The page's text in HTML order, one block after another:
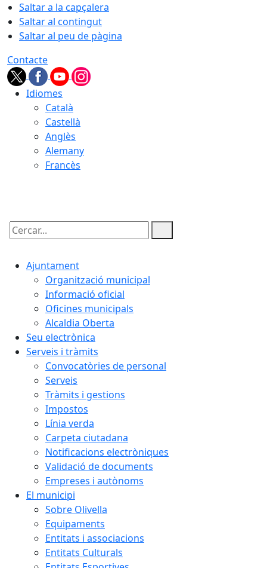
Saltar a la capçalera
Saltar al contingut
Saltar al peu de pàgina
Contacte
Idiomes
Català
Castellà
Anglès
Alemany
Francès
Cercar:
Ajuntament
Organització municipal
Informació oficial
Oficines municipals
Alcaldia Oberta
Seu electrònica
Serveis i tràmits
Convocatòries de personal
Serveis
Tràmits i gestions
Impostos
Línia verda
Carpeta ciutadana
Notificacions electròniques
Validació de documents
Empreses i autònoms
El municipi
Sobre Olivella
Equipaments
Entitats i associacions
Entitats Culturals